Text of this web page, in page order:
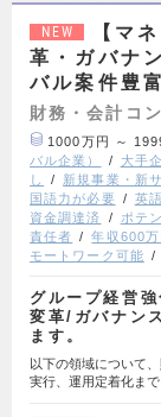
NEW
【マ
革・ガバナ
バル案件豊
財務・会計コ
1000万円 ～
バル企業）
大手
し
新規事業・新
国語力が必要
英
資金調達済
ポテ
責任者
年収600万
モートワーク可能
グループ経営
変革/ガバナン
ます。
以下の領域について
実行、運用定着化ま